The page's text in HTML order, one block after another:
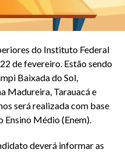
do Instituto Federal
de fevereiro. Estão sendo
Baixada do Sol,
Madureira, Tarauacá e
será realizada com base
Ensino Médio (Enem).
deverá informar as